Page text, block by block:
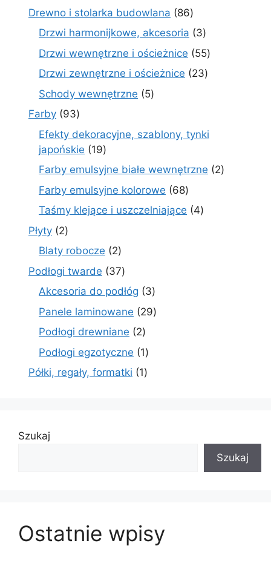
produktów
Drewno i stolarka budowlana 8686
produktów
Drzwi harmonijkowe, akcesoria 33
produkty
Drzwi wewnętrzne i ościeżnice 5555
produktów
Drzwi zewnętrzne i ościeżnice 2323
Schody wewnętrzne 55
Farby 9393
produkty
Efekty dekoracyjne, szablony, tynki
japońskie
1919
produktów
Farby emulsyjne białe wewnętrzne 22
Farby emulsyjne kolorowe 6868
produktów
Taśmy klejące i uszczelniające 44
Płyty 22
produkty
Blaty robocze 22
produkty
Podłogi twarde 3737
produktów
Akcesoria do podłóg 33
produkty
Panele laminowane 2929
Podłogi drewniane 22
produkty
Podłogi egzotyczne 11
produkt
Półki, regały, formatki 11
Szukaj
Szukaj
Ostatnie wpisy